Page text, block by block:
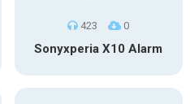
423 0
Sonyxperia X10 Alarm